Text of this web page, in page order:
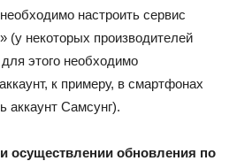
настроить сервис
(у некоторых производителей
этого необходимо
к примеру, в смартфонах
аккаунт Самсунг).
осуществлении обновления по